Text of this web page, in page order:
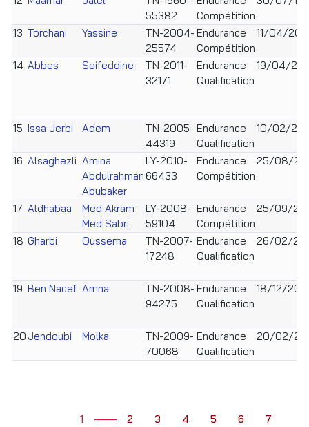
55382
Compétition
13 Torchani Yassine
TN-2004-
25574
Endurance
Compétition
11/04/
14 Abbes Seifeddine
TN-2011-
32171
Endurance
Qualification
19/04/
15 Issa Jerbi Adem
TN-2005-
44319
Endurance
Qualification
10/02/
16 Alsaghezli Amina
Abdulrahman
Abubaker
LY-2010-
66433
Endurance
Compétition
25/08/
17 Aldhabaa
Med Akram
Med Sabri
LY-2008-
59104
Endurance
Compétition
25/09/
18 Gharbi Oussema
TN-2007-
17248
Endurance
Qualification
26/02/
19 Ben Nacef Amna
TN-2008-
94275
Endurance
Qualification
18/12/
20 Jendoubi Molka
TN-2009-
70068
Endurance
Qualification
20/02/
1 2 3 4 5 6
7